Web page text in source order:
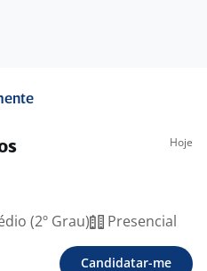
Hoje
(2º Grau) Presencial
Candidatar-me